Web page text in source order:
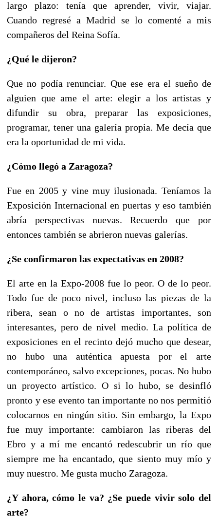
largo plazo: tenía que aprender, vivir, viajar.
Cuando regresé a Madrid se lo comenté a mis
compañeros del Reina Sofía.
¿Qué le dijeron?
Que no podía renunciar. Que ese era el sueño de
alguien que ame el arte: elegir a los artistas y
difundir su obra, preparar las exposiciones,
programar, tener una galería propia. Me decía que
era la oportunidad de mi vida.
¿Cómo llegó a Zaragoza?
Fue en 2005 y vine muy ilusionada. Teníamos la
Exposición Internacional en puertas y eso también
abría perspectivas nuevas. Recuerdo que por
entonces también se abrieron nuevas galerías.
¿Se confirmaron las expectativas en 2008?
El arte en la Expo-2008 fue lo peor. O de lo peor.
Todo fue de poco nivel, incluso las piezas de la
ribera, sean o no de artistas importantes, son
interesantes, pero de nivel medio. La política de
exposiciones en el recinto dejó mucho que desear,
no hubo una auténtica apuesta por el arte
contemporáneo, salvo excepciones, pocas. No hubo
un proyecto artístico. O si lo hubo, se desinfló
pronto y ese evento tan importante no nos permitió
colocarnos en ningún sitio. Sin embargo, la Expo
fue muy importante: cambiaron las riberas del
Ebro y a mí me encantó redescubrir un río que
siempre me ha encantado, que siento muy mío y
muy nuestro. Me gusta mucho Zaragoza.
¿Y ahora, cómo le va? ¿Se puede vivir solo del
arte?